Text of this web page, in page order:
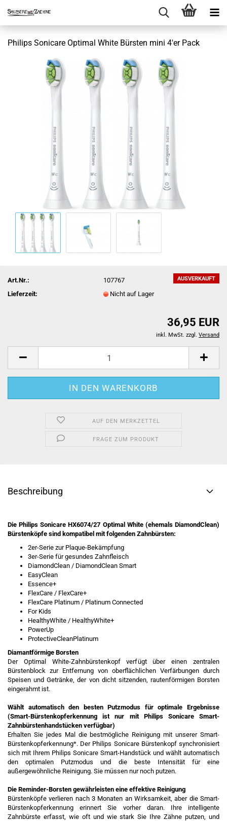
Philips Sonicare Optimal White Bürsten mini 4'er Pack
AUSVERKAUFT
Art.Nr.:
107767
Lieferzeit:
Nicht auf Lager
36,95 EUR
inkl. MwSt. zzgl. Versand
AUF DEN MERKZETTEL
FRAGE ZUM PRODUKT
Beschreibung
Die Philips Sonicare HX6074/27 Optimal White (ehemals DiamondClean)
Bürstenköpfe sind kompatibel mit folgenden Zahnbürsten:
2er-Serie zur Plaque-Bekämpfung
3er-Serie für gesundes Zahnfleisch
DiamondClean / DiamondClean Smart
EasyClean
Essence+
FlexCare / FlexCare+
FlexCare Platinum / Platinum Connected
For Kids
HealthyWhite / HealthyWhite+
PowerUp
ProtectiveCleanPlatinum
Diamantförmige Borsten
Der Optimal White-Zahnbürstenkopf verfügt über einen zentralen
Bürstenblock zur Entfernung von oberflächlichen Verfärbungen durch
Speisen und Getränke, der von dicht sitzenden, rautenförmigen Borsten
eingerahmt ist.
Wählt automatisch den besten Putzmodus für optimale Ergebnisse
(Smart-Bürstenkopferkennung ist nur mit Philips Sonicare Smart-
Zahnbürstenhandstücken verfügbar)
Erhalten Sie jedes Mal die bestmögliche Reinigung mit unserer Smart-
Bürstenkopferkennung*. Der Philips Sonicare Bürstenkopf synchronisiert
sich mit Ihrem Philips Sonicare Smart-Handstück und wählt automatisch
den optimalen Putzmodus und die beste Intensität für eine
außergewöhnliche Reinigung. Sie müssen nur noch putzen.
Die Reminder-Borsten gewährleisten eine effektive Reinigung
Bürstenköpfe verlieren nach 3 Monaten an Wirksamkeit, aber die Smart-
Bürstenkopferkennung erinnert Sie vorher daran. Ihre intelligente
Zahnbürste erfasst, wie oft und wie stark Sie Ihre Zähne putzen, und